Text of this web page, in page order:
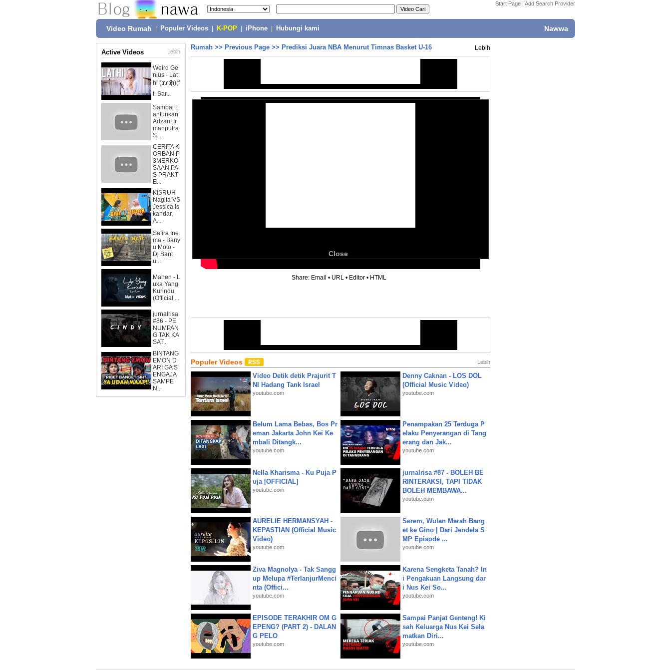
Start Page | Add Search Provider
Video Rumah Populer Videos K-POP iPhone Hubungi kami Nawwa
Active Videos Lebih
Weird Ge
nius - Lat
hi (ꦭꦛꦶ)(f
t. Sar...
Sampai L
antunkan
Adzan! Ir
manputra
S...
CERITA K
ORBAN P
3MERKO
SAAN PA
S PRAKT
E...
KISRUH
Nagita VS
Jessica Is
kandar,
A...
Safira Ine
ma - Bany
u Moto -
Dj Sant
u...
Mahen - L
uka Yang
Kurindu
(Official ...
jurnalrisa
#86 - PE
NUMPAN
G TAK KA
SAT...
BINTANG
EMON D
ARI GA S
ENGAJA
SAMPE
N...
Rumah >> Previous Page >> Prediksi Juara NBA Menurut Timnas Basket U-16 Lebih
Close
Share: Email • URL • Editor • HTML
Populer Videos Lebih
Video Detik detik Prajurit T
NI Hadang Tank Israel
youtube.com
Denny Caknan - LOS DOL
(Official Music Video)
youtube.com
Belum Lama Bebas, Bos Pr
eman Jakarta John Kei Ke
mbali Ditangk...
youtube.com
Penampakan 25 Terduga P
elaku Penyerangan di Tang
erang dan Jak...
youtube.com
Nella Kharisma - Ku Puja P
uja [OFFICIAL]
youtube.com
jurnalrisa #87 - BOLEH BE
RINTERAKSI, TAPI TIDAK
BOLEH MEMBAWA...
youtube.com
AURELIE HERMANSYAH -
KEPASTIAN (Official Music
Video)
youtube.com
Serem, Wulan Marah Bang
et ke Gino | Dari Jendela S
MP Episode ...
youtube.com
Ziva Magnolya - Tak Sangg
up Melupa #TerlanjurMenci
nta (Offici...
youtube.com
Karena Sengketa Tanah? In
i Pengakuan Langsung dar
i Nus Kei So...
youtube.com
EPISODE TERAKHIR OM G
EPENG? (PART 2) - DALAN
G PELO
youtube.com
Sampai Panjat Genteng! Ki
sah Keluarga Nus Kei Sela
matkan Diri...
youtube.com